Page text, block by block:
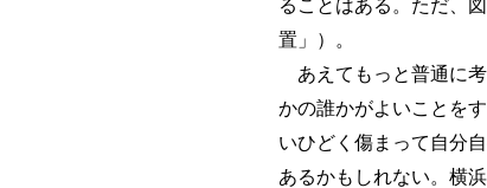
ることはある。ただ、
置」）。
あえてもっと普通に
かの誰かがよいことを
いひどく傷まって自分
あるかもしれない。横